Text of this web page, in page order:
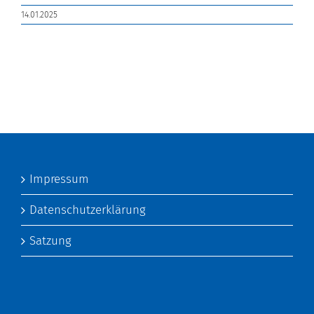
14.01.2025
Impressum
Datenschutzerklärung
Satzung